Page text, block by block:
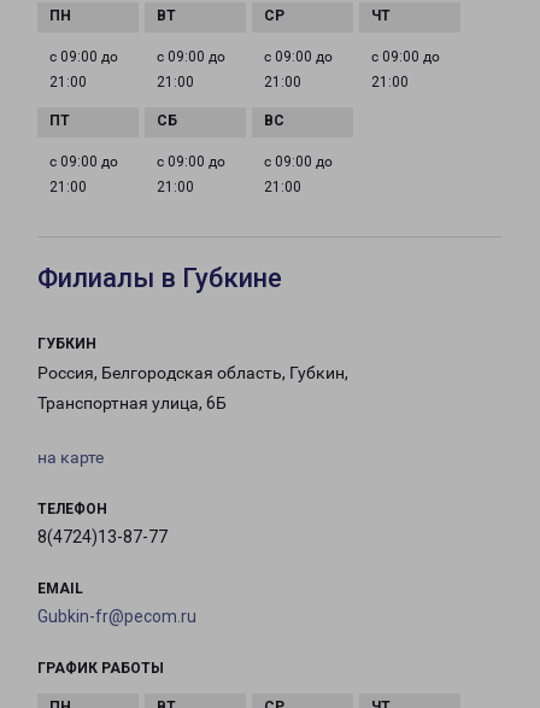
с 09:00 до
21:00
с 09:00 до
21:00
с 09:00 до
21:00
с 09:00 до
21:00
с 09:00 до
21:00
с 09:00 до
21:00
с 09:00 до
21:00
Филиалы в Губкине
ГУБКИН
Россия, Белгородская область, Губкин,
Транспортная улица, 6Б
на карте
ТЕЛЕФОН
8(4724)13-87-77
EMAIL
Gubkin-fr@pecom.ru
ГРАФИК РАБОТЫ